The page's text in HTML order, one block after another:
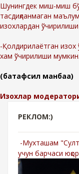
Шунингдек миш-миш
тасдиқланмаган
изохлардан
-Қолдирилаётган изох
хам ўчирилиши мумкин.
(батафсил манбаа)
Изохлар
РЕКЛОМ:)
-Мухташам
учун барчаси